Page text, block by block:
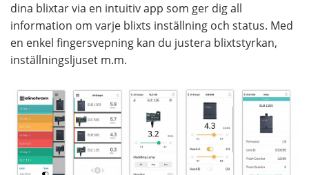
dina blixtar via en intuitiv app som ger dig all
information om varje blixts inställning och status. Med
en enkel fingersvepning kan du justera blixtstyrkan,
inställningsljuset m.m.